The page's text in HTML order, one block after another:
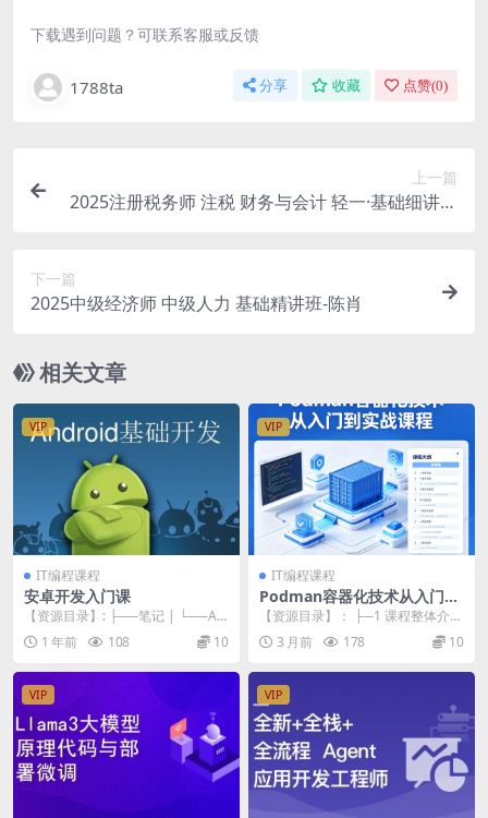
下载遇到问题？可联系客服或反馈
1788ta 分享 收藏 点赞(0)
上一篇
2025注册税务师 注税 财务与会计 轻一·基础细讲班
下一篇
2025中级经济师 中级人力 基础精讲班-陈肖
相关文章
VIP
IT编程课程
安卓开发入门课
【资源目录】: ├──笔记 | └──An
droid.pdf 42.20M └─...
1 年前 108 10
VIP
IT编程课程
Podman容器化技术从入门到
实战课程
【资源目录】： ├─1 课程整体介绍
_.mp4 ├─2 讲师介绍_.mp4 ├─...
3 月前 178 10
VIP VIP